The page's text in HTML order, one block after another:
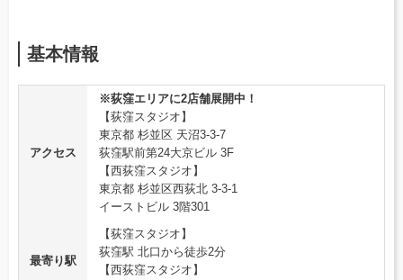
基本情報
アクセス
※荻窪エリアに2店舗展開中！
【荻窪スタジオ】
東京都 杉並区 天沼3-3-7
荻窪駅前第24大京ビル 3F
【西荻窪スタジオ】
東京都 杉並区西荻北 3-3-1
イーストビル 3階301
最寄り駅
【荻窪スタジオ】
荻窪駅 北口から徒歩2分
【西荻窪スタジオ】